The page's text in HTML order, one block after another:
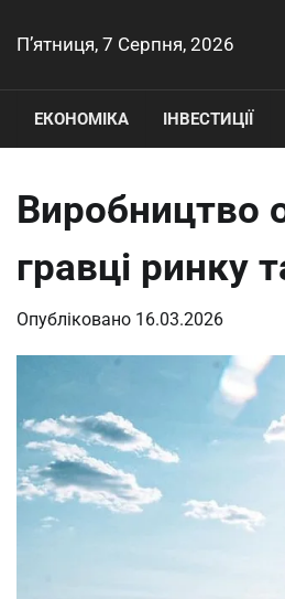
доП’ятниця, 7 Серпня, 2026
ЕКОНОМІКА ІНВЕСТИЦІЇ
Виробництво
гравці ринку
Опубліковано 16.03.2026